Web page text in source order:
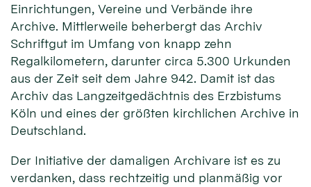
Einrichtungen, Vereine und Verbände ihre
Archive. Mittlerweile beherbergt das Archiv
Schriftgut im Umfang von knapp zehn
Regalkilometern, darunter circa 5.300 Urkunden
aus der Zeit seit dem Jahre 942. Damit ist das
Archiv das Langzeitgedächtnis des Erzbistums
Köln und eines der größten kirchlichen Archive in
Deutschland.
Der Initiative der damaligen Archivare ist es zu
verdanken, dass rechtzeitig und planmäßig vor